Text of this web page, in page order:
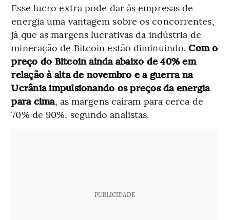
Esse lucro extra pode dar às empresas de
energia uma vantagem sobre os concorrentes,
já que as margens lucrativas da indústria de
mineração de Bitcoin estão diminuindo.Com o
preço do Bitcoin ainda abaixo de 40% em
relação à alta de novembro e a guerra na
Ucrânia impulsionando os preços da energia
para cima, as margens caíram para cerca de
70% de 90%, segundo analistas.
PUBLICIDADE